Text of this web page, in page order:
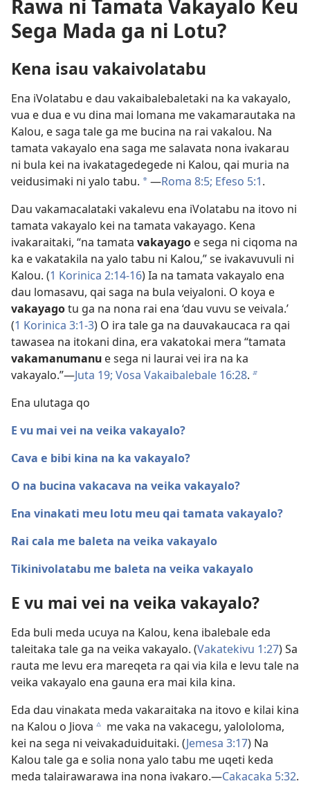
Rawa ni Tamata Vakayalo Keu
Sega Mada ga ni Lotu?
Kena isau vakaivolatabu
Ena iVolatabu e dau vakaibalebaletaki na ka vakayalo,
vua e dua e vu dina mai lomana me vakamarautaka na
Kalou, e saga tale ga me bucina na rai vakalou. Na
tamata vakayalo ena saga me salavata nona ivakarau
ni bula kei na ivakatagedegede ni Kalou, qai muria na
veidusimaki ni yalo tabu. a—Roma 8:5; Efeso 5:1.
Dau vakamacalataki vakalevu ena iVolatabu na itovo ni
tamata vakayalo kei na tamata vakayago. Kena
ivakaraitaki, “na tamata vakayago e sega ni ciqoma na
ka e vakatakila na yalo tabu ni Kalou,” se ivakavuvuli ni
Kalou. (1 Korinica 2:14-16) Ia na tamata vakayalo ena
dau lomasavu, qai saga na bula veiyaloni. O koya e
vakayagotu ga na nona rai ena ‘dau vuvu se veivala.’
(1 Korinica 3:1-3) O ira tale ga na dauvakaucaca ra qai
tawasea na itokani dina, era vakatokai mera “tamata
vakamanumanu e sega ni laurai vei ira na ka
vakayalo.”—Juta 19; Vosa Vakaibalebale 16:28. b
Ena ulutaga qo
E vu mai vei na veika vakayalo?
Cava e bibi kina na ka vakayalo?
O na bucina vakacava na veika vakayalo?
Ena vinakati meu lotu meu qai tamata vakayalo?
Rai cala me baleta na veika vakayalo
Tikinivolatabu me baleta na veika vakayalo
E vu mai vei na veika vakayalo?
Eda buli meda ucuya na Kalou, kena ibalebale eda
taleitaka tale ga na veika vakayalo. (Vakatekivu 1:27) Sa
rauta me levu era mareqeta ra qai via kila e levu tale na
veika vakayalo ena gauna era mai kila kina.
Eda dau vinakata meda vakaraitaka na itovo e kilai kina
na Kalou o Jiova c me vaka na vakacegu, yalololoma,
kei na sega ni veivakaduiduitaki. (Jemesa 3:17) Na
Kalou tale ga e solia nona yalo tabu me uqeti keda
meda talairawarawa ina nona ivakaro.—Cakacaka 5:32.